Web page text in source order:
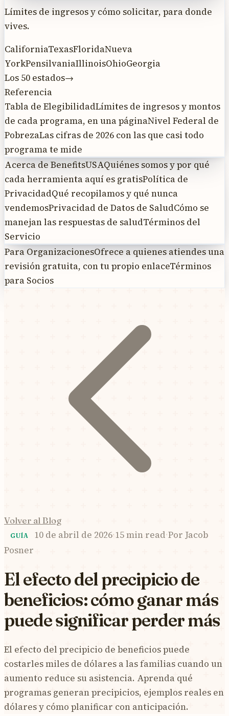
Límites de ingresos y cómo solicitar, para donde
vives.
CaliforniaTexasFloridaNueva
YorkPensilvaniaIllinoisOhioGeorgia
Los 50 estados→
Referencia
Tabla de ElegibilidadLímites de ingresos y montos
de cada programa, en una páginaNivel Federal de
PobrezaLas cifras de 2026 con las que casi todo
programa te mide
Acerca de BenefitsUSAQuiénes somos y por qué
cada herramienta aquí es gratisPolítica de
PrivacidadQué recopilamos y qué nunca
vendemosPrivacidad de Datos de SaludCómo se
manejan las respuestas de saludTérminos del
Servicio
Para OrganizacionesOfrece a quienes atiendes una
revisión gratuita, con tu propio enlaceTérminos
para Socios
Volver al Blog
GUÍA 10 de abril de 2026·15 min read·Por Jacob
Posner
El efecto del precipicio de
beneficios: cómo ganar más
puede significar perder más
El efecto del precipicio de beneficios puede
costarles miles de dólares a las familias cuando un
aumento reduce su asistencia. Aprenda qué
programas generan precipicios, ejemplos reales en
dólares y cómo planificar con anticipación.